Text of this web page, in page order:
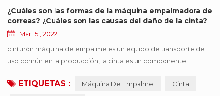
¿Cuáles son las formas de la máquina empalmadora de
correas? ¿Cuáles son las causas del daño de la cinta?
Mar 15 , 2022
cinturón máquina de empalme es un equipo de transporte de
uso común en la producción, la cinta es un componente
que se cinta aparece en diversas formas de daño, afectará la
ETIQUETAS : Máquina De Empalme Cinta